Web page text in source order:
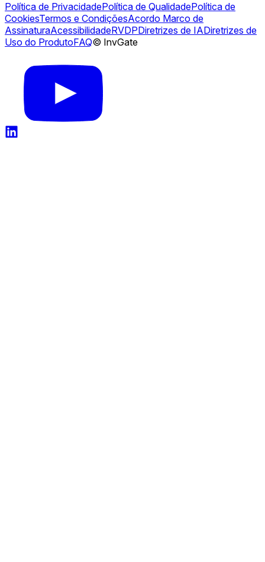
Política de PrivacidadePolítica de QualidadePolítica de
CookiesTermos e CondiçõesAcordo Marco de
AssinaturaAcessibilidadeRVDPDiretrizes de IADiretrizes de
Uso do ProdutoFAQ© InvGate